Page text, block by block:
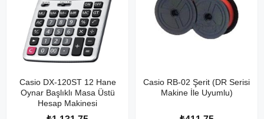
Casio DX-120ST 12 Hane
Oynar Başlıklı Masa Üstü
Hesap Makinesi
Casio RB-02 Şerit (DR Serisi
Makine İle Uyumlu)